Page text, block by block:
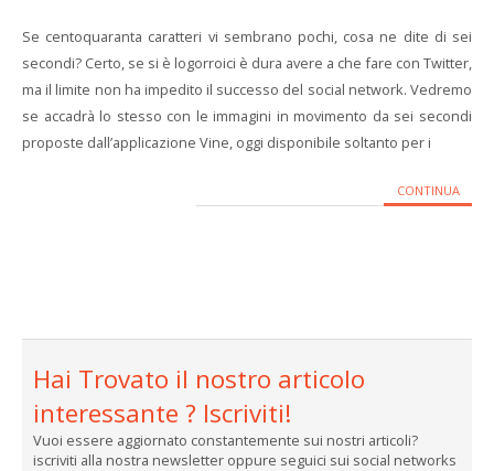
Se centoquaranta caratteri vi sembrano pochi, cosa ne dite di sei
secondi? Certo, se si è logorroici è dura avere a che fare con Twitter,
ma il limite non ha impedito il successo del social network. Vedremo
se accadrà lo stesso con le immagini in movimento da sei secondi
proposte dall’applicazione Vine, oggi disponibile soltanto per i
CONTINUA
Hai Trovato il nostro articolo
interessante ? Iscriviti!
Vuoi essere aggiornato constantemente sui nostri articoli?
iscriviti alla nostra newsletter oppure seguici sui social networks